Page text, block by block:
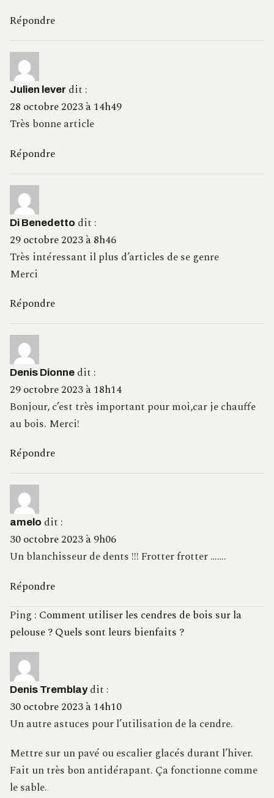
Répondre
Julien lever dit :
28 octobre 2023 à 14h49
Très bonne article
Répondre
Di Benedetto dit :
29 octobre 2023 à 8h46
Très intéressant il plus d’articles de se genre
Merci
Répondre
Denis Dionne dit :
29 octobre 2023 à 18h14
Bonjour, c’est très important pour moi,car je chauffe
au bois. Merci!
Répondre
amelo dit :
30 octobre 2023 à 9h06
Un blanchisseur de dents !!! Frotter frotter …….
Répondre
Ping : Comment utiliser les cendres de bois sur la
pelouse ? Quels sont leurs bienfaits ?
Denis Tremblay dit :
30 octobre 2023 à 14h10
Un autre astuces pour l’utilisation de la cendre.
Mettre sur un pavé ou escalier glacés durant l’hiver.
Fait un très bon antidérapant. Ça fonctionne comme
le sable.